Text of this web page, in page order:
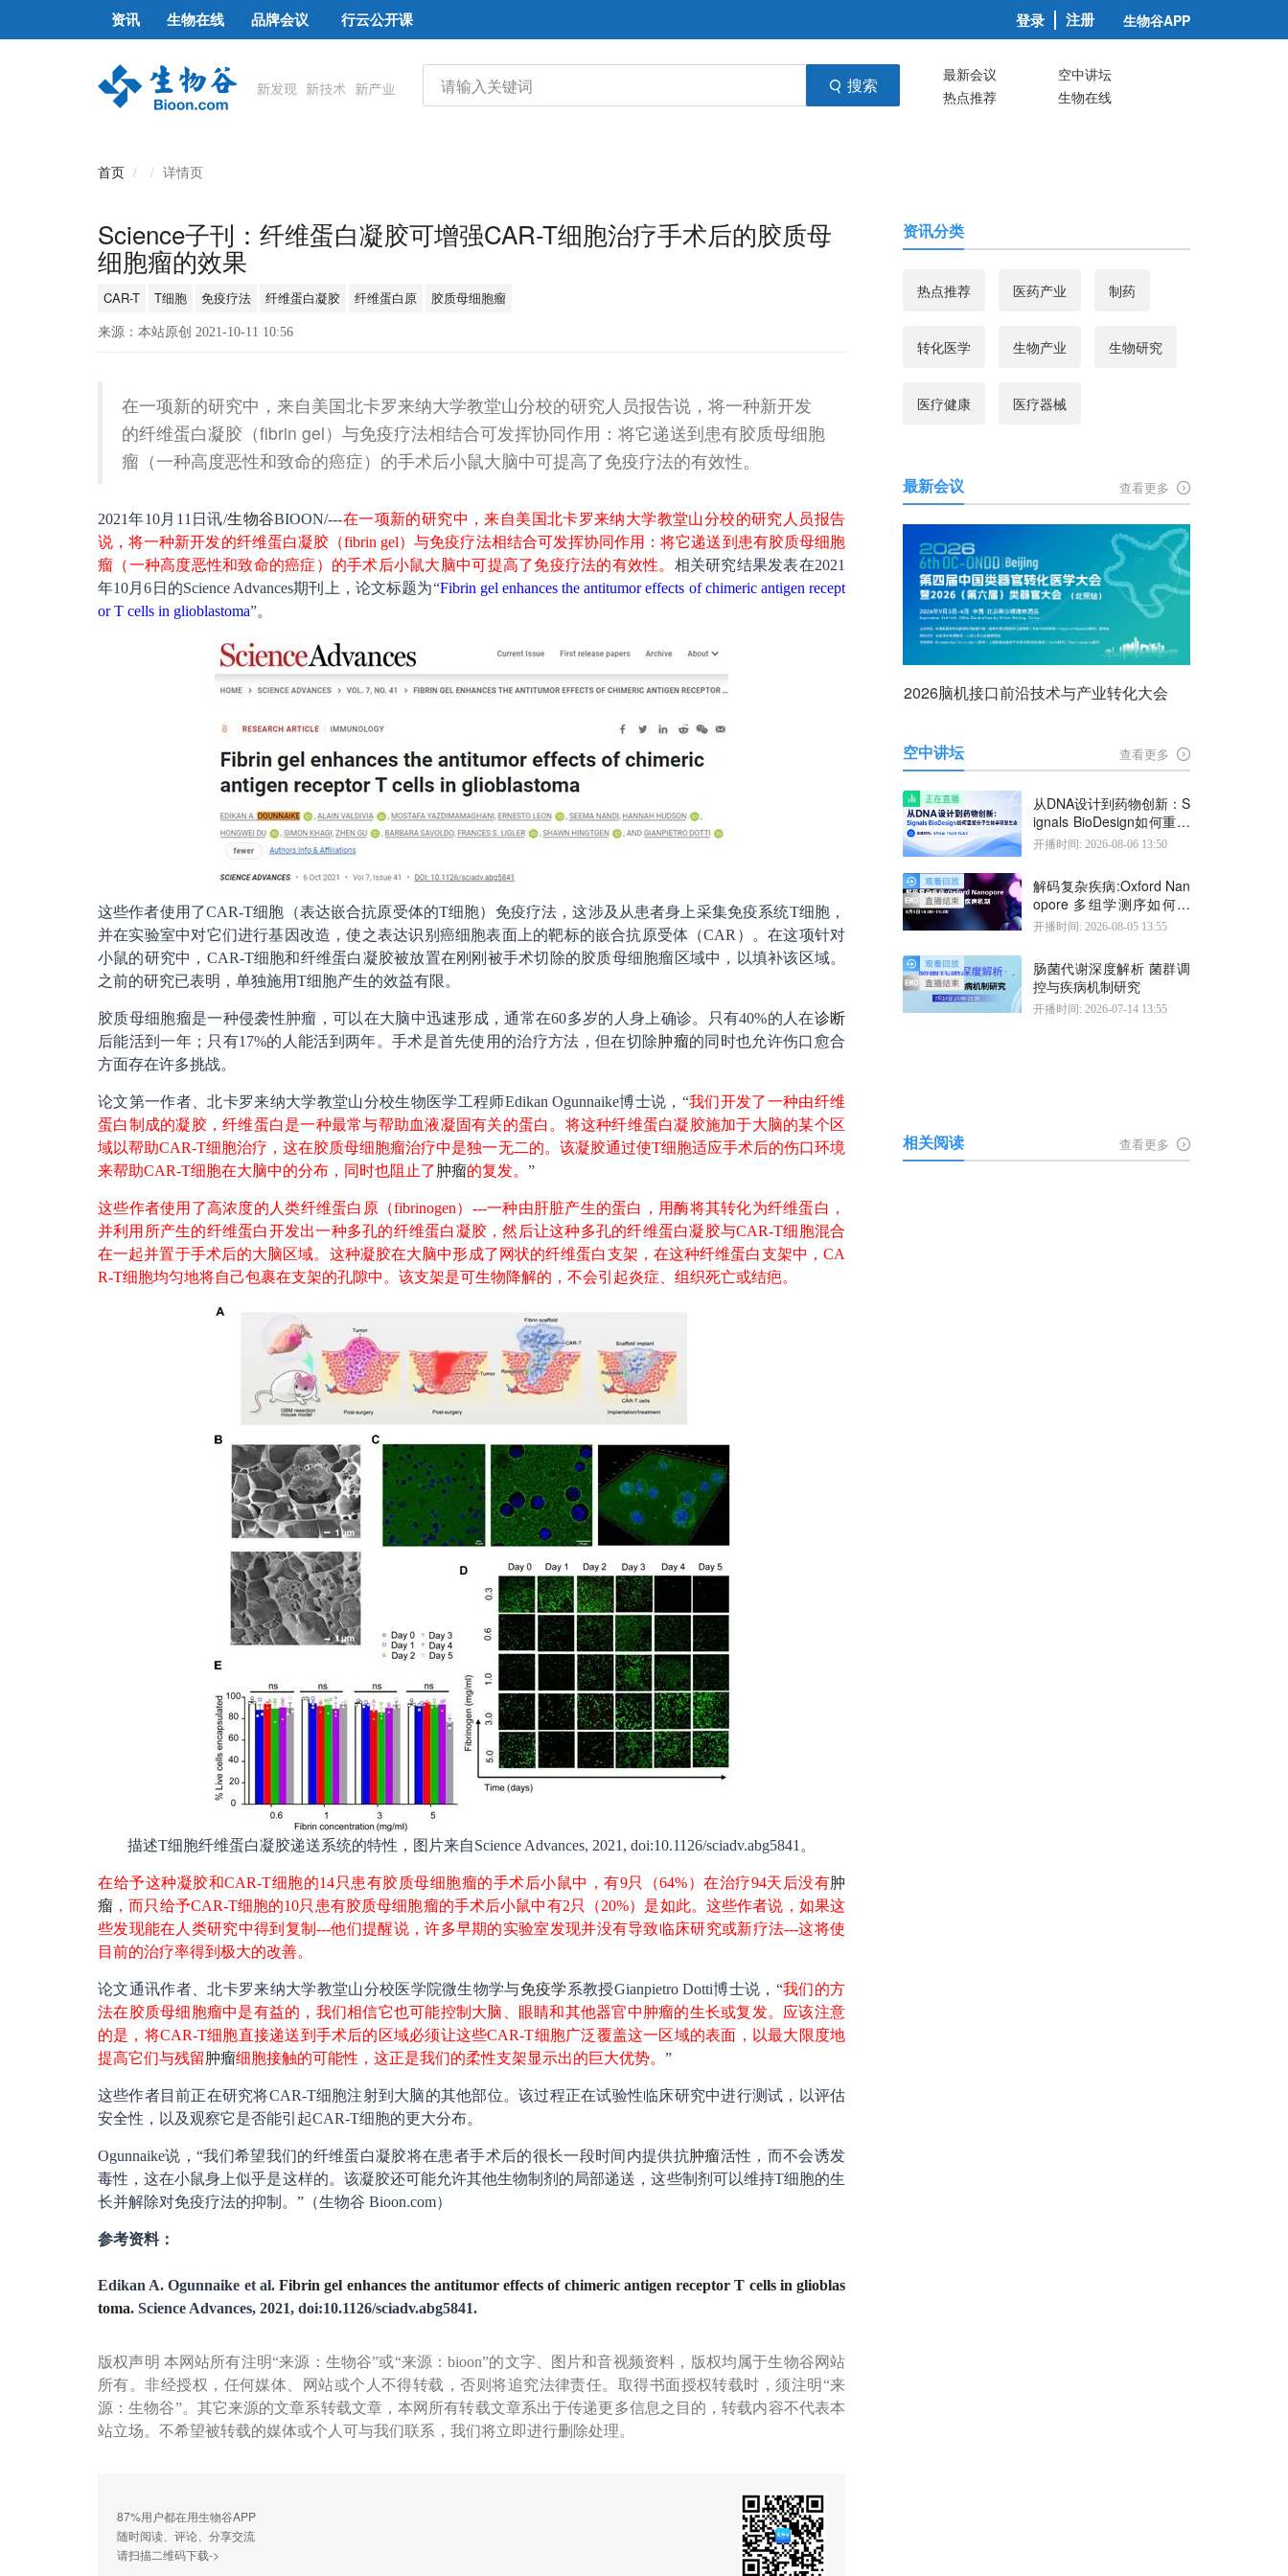
资讯 生物在线 品牌会议 行云公开课 登录 注册 生物谷APP
搜索 最新会议
空中讲坛
热点推荐
生物在线
首页 详情页
Science子刊：纤维蛋白凝胶可增强CAR-T细胞治疗手术后的胶质母
细胞瘤的效果
CAR-T T细胞 免疫疗法 纤维蛋白凝胶 纤维蛋白原 胶质母细胞瘤
来源：本站原创 2021-10-11 10:56
在一项新的研究中，来自美国北卡罗来纳大学教堂山分校的研究人员报告说，将一种新开发
的纤维蛋白凝胶（fibrin gel）与免疫疗法相结合可发挥协同作用：将它递送到患有胶质母细胞
瘤（一种高度恶性和致命的癌症）的手术后小鼠大脑中可提高了免疫疗法的有效性。
2021年10月11日讯/生物谷BIOON/---在一项新的研究中，来自美国北卡罗来纳大学教堂山分校的研究人员报告
说，将一种新开发的纤维蛋白凝胶（fibrin gel）与免疫疗法相结合可发挥协同作用：将它递送到患有胶质母细胞
瘤（一种高度恶性和致命的癌症）的手术后小鼠大脑中可提高了免疫疗法的有效性。 相关研究结果发表在2021
年10月6日的Science Advances期刊上，论文标题为“Fibrin gel enhances the antitumor effects of chimeric antigen recept
or T cells in glioblastoma”。
这些作者使用了CAR-T细胞（表达嵌合抗原受体的T细胞）免疫疗法，这涉及从患者身上采集免疫系统T细胞，
并在实验室中对它们进行基因改造，使之表达识别癌细胞表面上的靶标的嵌合抗原受体（CAR）。在这项针对
小鼠的研究中，CAR-T细胞和纤维蛋白凝胶被放置在刚刚被手术切除的胶质母细胞瘤区域中，以填补该区域。
之前的研究已表明，单独施用T细胞产生的效益有限。
胶质母细胞瘤是一种侵袭性肿瘤，可以在大脑中迅速形成，通常在60多岁的人身上确诊。只有40%的人在诊断
后能活到一年；只有17%的人能活到两年。手术是首先使用的治疗方法，但在切除肿瘤的同时也允许伤口愈合
方面存在许多挑战。
论文第一作者、北卡罗来纳大学教堂山分校生物医学工程师Edikan Ogunnaike博士说，“我们开发了一种由纤维
蛋白制成的凝胶，纤维蛋白是一种最常与帮助血液凝固有关的蛋白。将这种纤维蛋白凝胶施加于大脑的某个区
域以帮助CAR-T细胞治疗，这在胶质母细胞瘤治疗中是独一无二的。该凝胶通过使T细胞适应手术后的伤口环境
来帮助CAR-T细胞在大脑中的分布，同时也阻止了 肿瘤的复发。 ”
这些作者使用了高浓度的人类纤维蛋白原（fibrinogen）---一种由肝脏产生的蛋白，用酶将其转化为纤维蛋白，
并利用所产生的纤维蛋白开发出一种多孔的纤维蛋白凝胶，然后让这种多孔的纤维蛋白凝胶与CAR-T细胞混合
在一起并置于手术后的大脑区域。这种凝胶在大脑中形成了网状的纤维蛋白支架，在这种纤维蛋白支架中，CA
R-T细胞均匀地将自己包裹在支架的孔隙中。该支架是可生物降解的，不会引起炎症、组织死亡或结疤。
描述T细胞纤维蛋白凝胶递送系统的特性，图片来自Science Advances, 2021, doi:10.1126/sciadv.abg5841。
在给予这种凝胶和CAR-T细胞的14只患有胶质母细胞瘤的手术后小鼠中，有9只（64%）在治疗94天后没有肿
瘤 ，而只给予CAR-T细胞的10只患有胶质母细胞瘤的手术后小鼠中有2只（20%）是如此。这些作者说，如果这
些发现能在人类研究中得到复制---他们提醒说，许多早期的实验室发现并没有导致临床研究或新疗法---这将使
目前的治疗率得到极大的改善。
论文通讯作者、北卡罗来纳大学教堂山分校医学院微生物学与免疫学系教授Gianpietro Dotti博士说，“我们的方
法在胶质母细胞瘤中是有益的，我们相信它也可能控制大脑、眼睛和其他器官中肿瘤的生长或复发。应该注意
的是，将CAR-T细胞直接递送到手术后的区域必须让这些CAR-T细胞广泛覆盖这一区域的表面，以最大限度地
提高它们与残留 肿瘤细胞接触的可能性，这正是我们的柔性支架显示出的巨大优势。 ”
这些作者目前正在研究将CAR-T细胞注射到大脑的其他部位。该过程正在试验性临床研究中进行测试，以评估
安全性，以及观察它是否能引起CAR-T细胞的更大分布。
Ogunnaike说，“我们希望我们的纤维蛋白凝胶将在患者手术后的很长一段时间内提供抗肿瘤活性，而不会诱发
毒性，这在小鼠身上似乎是这样的。该凝胶还可能允许其他生物制剂的局部递送，这些制剂可以维持T细胞的生
长并解除对免疫疗法的抑制。”（生物谷 Bioon.com）
参考资料：
Edikan A. Ogunnaike et al.Fibrin gel enhances the antitumor effects of chimeric antigen receptor T cells in glioblas
toma. Science Advances, 2021, doi:10.1126/sciadv.abg5841.
版权声明 本网站所有注明“来源：生物谷”或“来源：bioon”的文字、图片和音视频资料，版权均属于生物谷网站
所有。非经授权，任何媒体、网站或个人不得转载，否则将追究法律责任。取得书面授权转载时，须注明“来
源：生物谷”。其它来源的文章系转载文章，本网所有转载文章系出于传递更多信息之目的，转载内容不代表本
站立场。不希望被转载的媒体或个人可与我们联系，我们将立即进行删除处理。
87%用户都在用生物谷APP
随时阅读、评论、分享交流
请扫描二维码下载->
资讯分类
热点推荐 医药产业 制药
转化医学 生物产业 生物研究
医疗健康 医疗器械
最新会议 查看更多
2026脑机接口前沿技术与产业转化大会
空中讲坛 查看更多
从DNA设计到药物创新：S
ignals BioDesign如何重塑
分子生物学研发生态
开播时间: 2026-08-06 13:50
解码复杂疾病:Oxford Nan
opore 多组学测序如何揭
示疾病机制
开播时间: 2026-08-05 13:55
肠菌代谢深度解析 菌群调
控与疾病机制研究
开播时间: 2026-07-14 13:55
相关阅读 查看更多